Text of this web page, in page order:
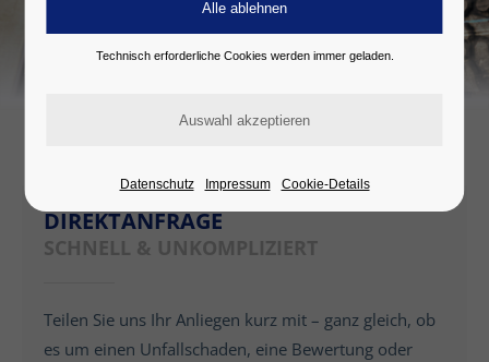
DIREKTANFRAGE
SCHNELL & UNKOMPLIZIERT
Teilen Sie uns Ihr Anliegen kurz mit – ganz gleich, ob
es um einen Unfallschaden, eine Bewertung oder
Technisch erforderliche Cookies werden immer geladen.
Datenschutz Impressum Cookie-Details